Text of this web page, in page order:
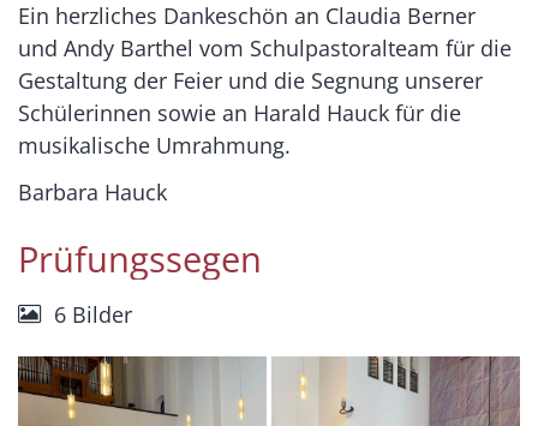
Ein herzliches Dankeschön an Claudia Berner
und Andy Barthel vom Schulpastoralteam für die
Gestaltung der Feier und die Segnung unserer
Schülerinnen sowie an Harald Hauck für die
musikalische Umrahmung.
Barbara Hauck
Prüfungssegen
6 Bilder